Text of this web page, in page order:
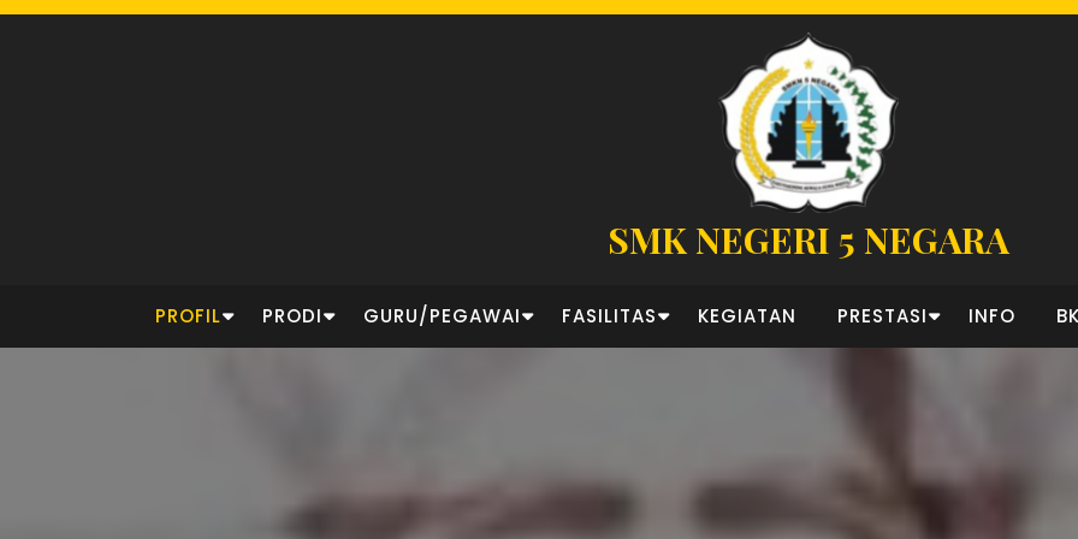
Skip
SMK NEGERI 5 NEGARA
PROFIL PRODI GURU/PEGAWAI FASILITAS KEGIATAN PRESTASI INFO